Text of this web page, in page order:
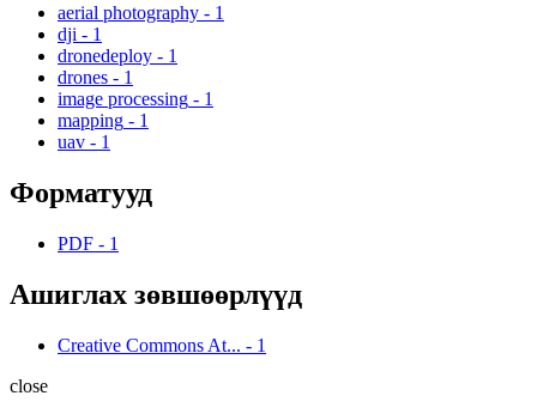
aerial photography - 1
dji - 1
dronedeploy - 1
drones - 1
image processing - 1
mapping - 1
uav - 1
Форматууд
PDF - 1
Ашиглах зөвшөөрлүүд
Creative Commons At... - 1
close